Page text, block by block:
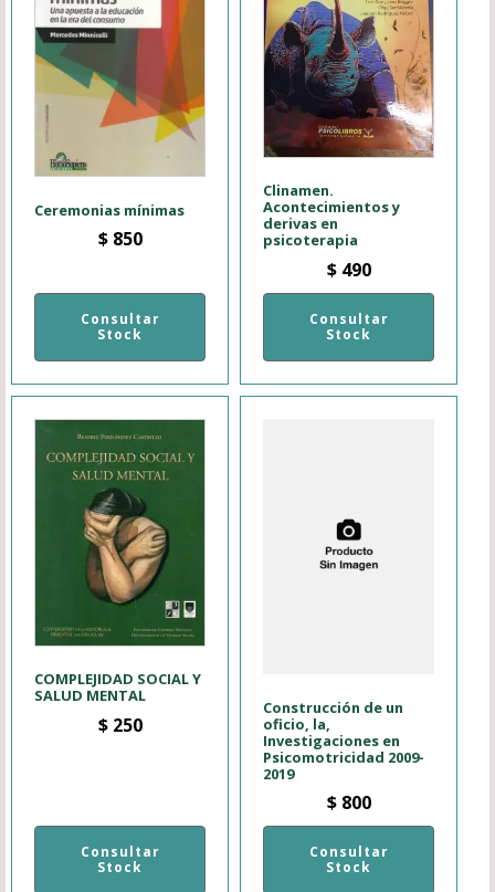
Ceremonias mínimas
$850
Consultar
Stock
Clinamen.
Acontecimientos y
derivas en
psicoterapia
$490
Consultar
Stock
COMPLEJIDAD SOCIAL Y
SALUD MENTAL
$250
Consultar
Stock
Construcción de un
oficio, la,
Investigaciones en
Psicomotricidad 2009-
2019
$800
Consultar
Stock